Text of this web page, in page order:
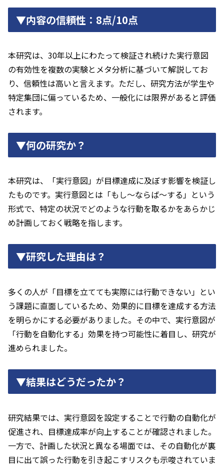
▼内容の信頼性：8点/10点
本研究は、30年以上にわたって検証され続けた実行意図
の有効性を複数の実験とメタ分析に基づいて解説してお
り、信頼性は高いと言えます。ただし、研究方法が学生や
特定集団に偏っているため、一般化には限界があると評価
されます。
▼何の研究か？
本研究は、「実行意図」が目標達成に及ぼす影響を検証し
たものです。実行意図とは「もし～ならば～する」という
形式で、特定の状況でどのような行動を取るかをあらかじ
め計画しておく戦略を指します。
▼研究した理由は？
多くの人が「目標を立てても実際には行動できない」とい
う課題に直面しているため、効果的に目標を達成する方法
を明らかにする必要がありました。その中で、実行意図が
「行動を自動化する」効果を持つ可能性に着目し、研究が
進められました。
▼結果はどうだったか？
研究結果では、実行意図を設定することで行動の自動化が
促進され、目標達成率が向上することが確認されました。
一方で、計画した状況と異なる場面では、その自動化が裏
目に出て誤った行動を引き起こすリスクも示唆されていま